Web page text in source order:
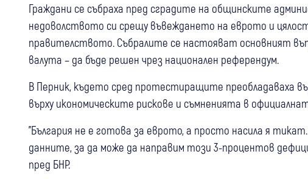
Граждани се събраха пред сградите на общинските
недоволството си срещу въвеждането на еврото и
правителството. Събралите се настояват основният
валута – да бъде решен чрез национален референдум.
В Перник, където сред протестиращите преобладаваха
върху икономическите рискове и съмненията в
"България не е готова за еврото, а просто насила я
данните, за да може да направим този 3-процентов
пред БНР.